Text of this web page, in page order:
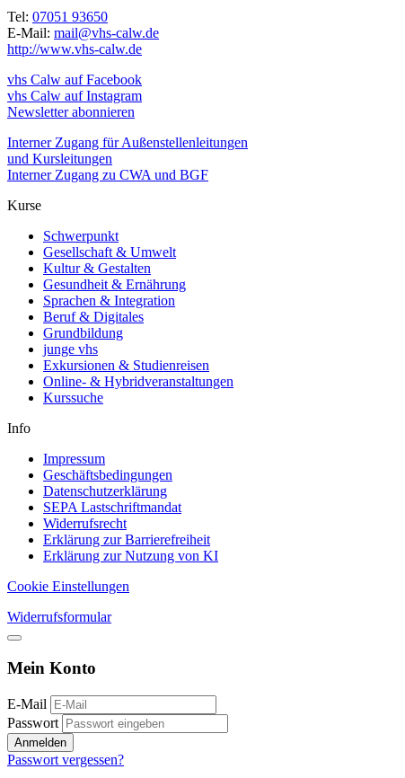
Tel: 07051 93650
E-Mail: mail@vhs-calw.de
http://www.vhs-calw.de
vhs Calw auf Facebook
vhs Calw auf Instagram
Newsletter abonnieren
Interner Zugang für Außenstellenleitungen
und Kursleitungen
Interner Zugang zu CWA und BGF
Kurse
Schwerpunkt
Gesellschaft & Umwelt
Kultur & Gestalten
Gesundheit & Ernährung
Sprachen & Integration
Beruf & Digitales
Grundbildung
junge vhs
Exkursionen & Studienreisen
Online- & Hybridveranstaltungen
Kurssuche
Info
Impressum
Geschäftsbedingungen
Datenschutzerklärung
SEPA Lastschriftmandat
Widerrufsrecht
Erklärung zur Barrierefreiheit
Erklärung zur Nutzung von KI
Cookie Einstellungen
Widerrufsformular
Mein Konto
E-Mail
Passwort
Anmelden
Passwort vergessen?